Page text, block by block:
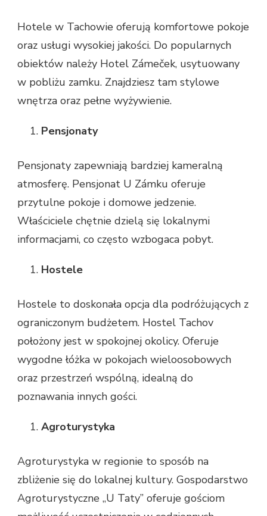
Hotele w Tachowie oferują komfortowe pokoje
oraz usługi wysokiej jakości. Do popularnych
obiektów należy Hotel Zámeček, usytuowany
w pobliżu zamku. Znajdziesz tam stylowe
wnętrza oraz pełne wyżywienie.
Pensjonaty
Pensjonaty zapewniają bardziej kameralną
atmosferę. Pensjonat U Zámku oferuje
przytulne pokoje i domowe jedzenie.
Właściciele chętnie dzielą się lokalnymi
informacjami, co często wzbogaca pobyt.
Hostele
Hostele to doskonała opcja dla podróżujących z
ograniczonym budżetem. Hostel Tachov
położony jest w spokojnej okolicy. Oferuje
wygodne łóżka w pokojach wieloosobowych
oraz przestrzeń wspólną, idealną do
poznawania innych gości.
Agroturystyka
Agroturystyka w regionie to sposób na
zbliżenie się do lokalnej kultury. Gospodarstwo
Agroturystyczne „U Taty” oferuje gościom